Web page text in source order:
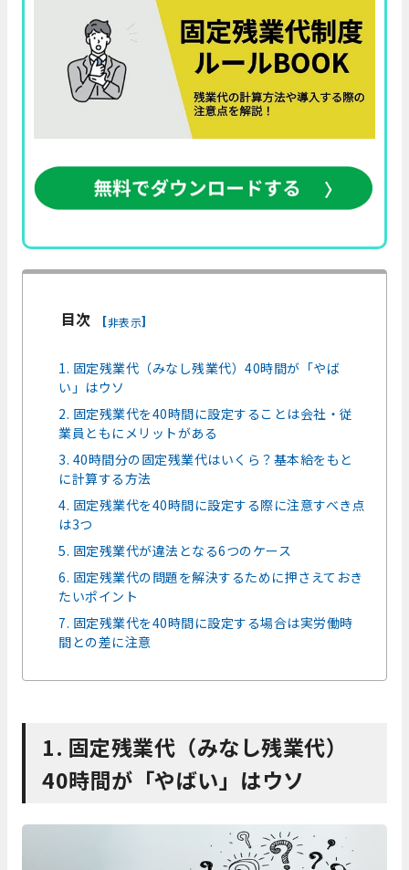
目次 [非表示]
1. 固定残業代（みなし残業代）40時間が「やば
い」はウソ
2. 固定残業代を40時間に設定することは会社・従
業員ともにメリットがある
3. 40時間分の固定残業代はいくら？基本給をもと
に計算する方法
4. 固定残業代を40時間に設定する際に注意すべき点
は3つ
5. 固定残業代が違法となる6つのケース
6. 固定残業代の問題を解決するために押さえておき
たいポイント
7. 固定残業代を40時間に設定する場合は実労働時
間との差に注意
1. 固定残業代（みなし残業代）
40時間が「やばい」はウソ